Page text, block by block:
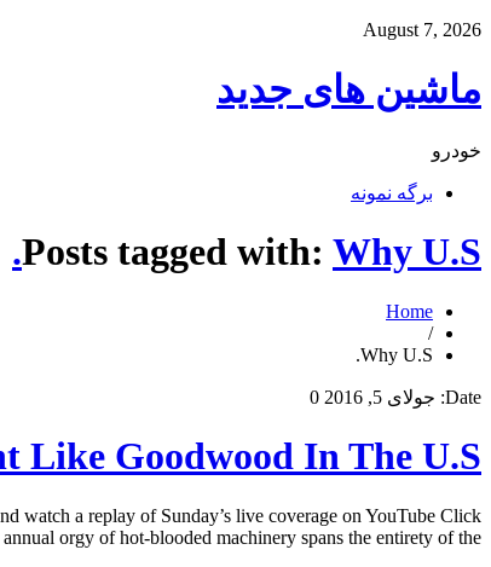
August 7, 2026
ماشین های جدید
خودرو
برگه نمونه
Posts tagged with: Why U.S.
Home
/
Why U.S.
Date: جولای 5, 2016 0
Like Goodwood In The U.S.
watch a replay of Sunday’s live coverage on YouTube Click
orgy of hot-blooded machinery spans the entirety of the […]